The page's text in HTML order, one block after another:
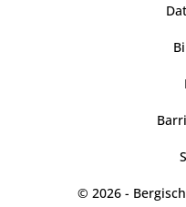
© 2026 -